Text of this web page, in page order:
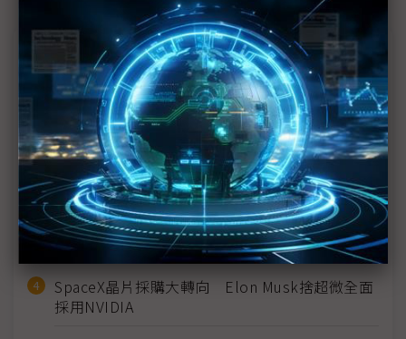
近７天熱門報導
MLCC訂單過熱、出貨比創高 村田示警全球AI基
建熱潮將趨緩
2027全年記憶體產能提前售罄 買家「祕而不
宣」只怕買不夠
英特爾EMIB良率達標 聯發科第2代ASIC產品
2028準時量產
SpaceX晶片採購大轉向 Elon Musk捨超微全面
採用NVIDIA